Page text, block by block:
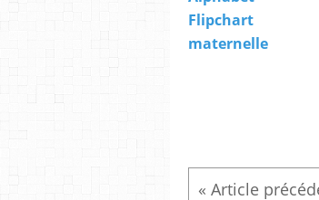
Flipchart
maternelle